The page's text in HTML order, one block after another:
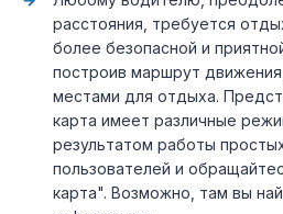
расстояния, требуется
более безопасной и
построив маршрут
местами для отдыха.
карта имеет различные
результатом работы
пользователей и
карта". Возможно, там вы